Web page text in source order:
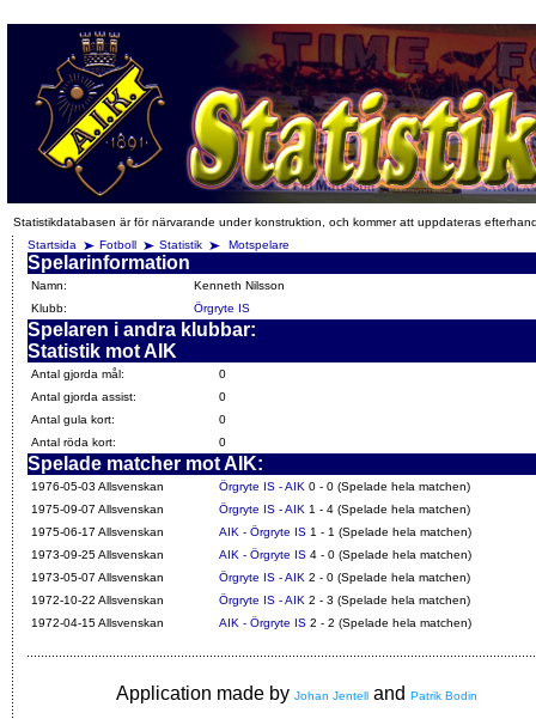
Statistikdatabasen är för närvarande under konstruktion, och kommer att uppdateras
Startsida
Fotboll Statistik Motspelare
Spelarinformation
Namn:
Kenneth Nilsson
Klubb:
Örgryte IS
Spelaren i andra klubbar:
Statistik mot AIK
Antal gjorda mål:
0
Antal gjorda assist:
0
Antal gula kort:
0
Antal röda kort:
0
Spelade matcher mot AIK:
1976-05-03 Allsvenskan Örgryte IS - AIK 0 - 0 (Spelade hela matchen)
1975-09-07 Allsvenskan
Örgryte IS - AIK 1 - 4 (Spelade hela matchen)
1975-06-17 Allsvenskan
AIK - Örgryte IS 1 - 1 (Spelade hela matchen)
1973-09-25 Allsvenskan
AIK - Örgryte IS 4 - 0 (Spelade hela matchen)
1973-05-07 Allsvenskan
Örgryte IS - AIK 2 - 0 (Spelade hela matchen)
1972-10-22 Allsvenskan
Örgryte IS - AIK 2 - 3 (Spelade hela matchen)
1972-04-15 Allsvenskan
AIK - Örgryte IS 2 - 2 (Spelade hela matchen)
Application made by Johan Jentell and Patrik Bodin